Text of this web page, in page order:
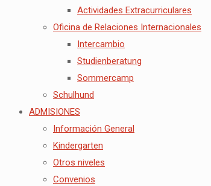
Actividades Extracurriculares
Oficina de Relaciones Internacionales
Intercambio
Studienberatung
Sommercamp
Schulhund
ADMISIONES
Información General
Kindergarten
Otros niveles
Convenios